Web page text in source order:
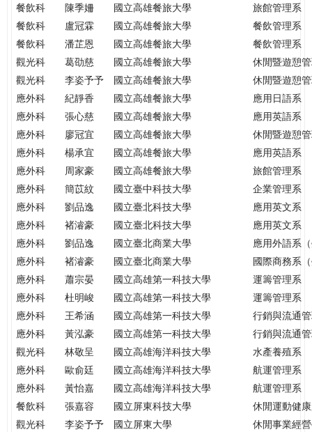
民。
WAGOR
TODAY
THE
WORLD
TOMORROW
PUTTING
YOU
THE
PATH
GLOBAL
CITIZENSHIP
餐飲科
陳季姍 國立高雄餐旅大學
旅館管理系
餐飲科
盧冠霖 國立高雄餐旅大學
餐飲管理系
餐飲科
潘芷恩 國立高雄餐旅大學
餐飲管理系
觀光科
葛劭慈 國立高雄餐旅大學
休閒暨遊憩
觀光科
李姿予予 國立高雄餐旅大學
休閒暨遊憩
應外科
紀靜香 國立高雄餐旅大學
應用日語系
應外科
張心慈 國立高雄餐旅大學
應用英語系
應外科
廖冠宜 國立高雄餐旅大學
休閒暨遊憩
應外科
楊承宜 國立高雄餐旅大學
應用英語系
應外科
周家豪 國立高雄餐旅大學
旅館管理系
應外科
簡苡紋 國立臺中科技大學
企業管理系
應外科
劉品逸 國立臺北科技大學
應用英文系
應外科
褚濬豪 國立臺北科技大學
應用英文系
應外科
劉品逸 國立臺北商業大學
應用外語系
應外科
褚濬豪 國立臺北商業大學
國際商務系
應外科
蕭宗晏 國立高雄第一科技大學
運籌管理系
應外科
杜明峻 國立高雄第一科技大學
運籌管理系
應外科
王希涵 國立高雄第一科技大學
行銷與流通
應外科
黃泓豪 國立高雄第一科技大學
行銷與流通
觀光科
林敬呈 國立高雄海洋科技大學
水產養殖系
應外科
歐俞廷 國立高雄海洋科技大學
航運管理系
應外科
黃怡嘉 國立高雄海洋科技大學
航運管理系
餐飲科
張嘉容 國立屏東科技大學
休閒運動健
觀光科
李姿予予 國立屏東大學
休閒事業經